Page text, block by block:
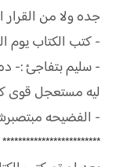
جده ولا من
- كتب الكتاب يوم
- سليم بتفاجئ :-
ليه مستعجل قوى
- الفضيحه
*************************